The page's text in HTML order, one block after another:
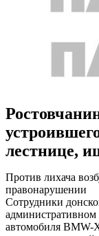
лестнице,
Против лихача
правонарушении
Сотрудники
автомобиля BMW-